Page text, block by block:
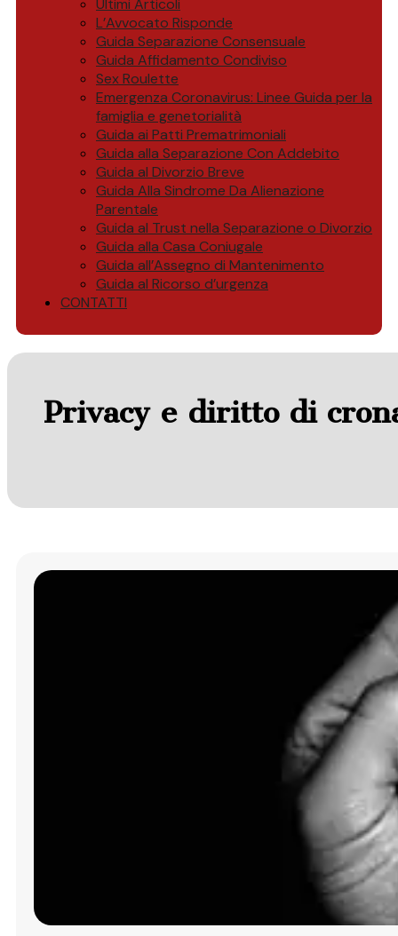
Ultimi Articoli
L’Avvocato Risponde
Guida Separazione Consensuale
Guida Affidamento Condiviso
Sex Roulette
Emergenza Coronavirus: Linee Guida per la
famiglia e genetorialità
Guida ai Patti Prematrimoniali
Guida alla Separazione Con Addebito
Guida al Divorzio Breve
Guida Alla Sindrome Da Alienazione
Parentale
Guida al Trust nella Separazione o Divorzio
Guida alla Casa Coniugale
Guida all’Assegno di Mantenimento
Guida al Ricorso d’urgenza
CONTATTI
Privacy e diritto di